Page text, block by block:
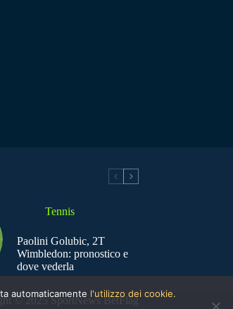
Tennis
Paolini Golubic, 2T
Wimbledon: pronostico e
dove vederla
© 2025 SportNews BetFlag
automaticamente l'utilizzo dei cookie.